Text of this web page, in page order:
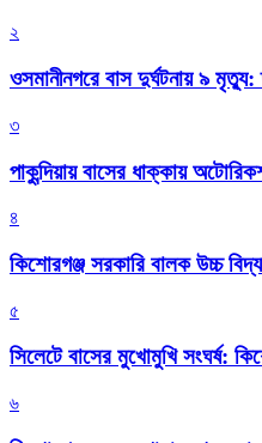
২
ওসমানীনগরে বাস দুর্ঘটনায় ৯
৩
পাকুন্দিয়ায় বাসের ধাক্কায়
৪
কিশোরগঞ্জ সরকারি বালক উচ্চ
৫
সিলেটে বাসের মুখোমুখি সংঘর্ষ:
৬